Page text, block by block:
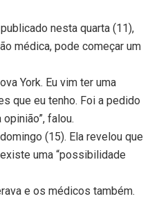
nesta quarta (11),
médica, pode começar um
York. Eu vim ter uma
que eu tenho. Foi a pedido
falou.
(15). Ela revelou que
uma “possibilidade
e os médicos também.